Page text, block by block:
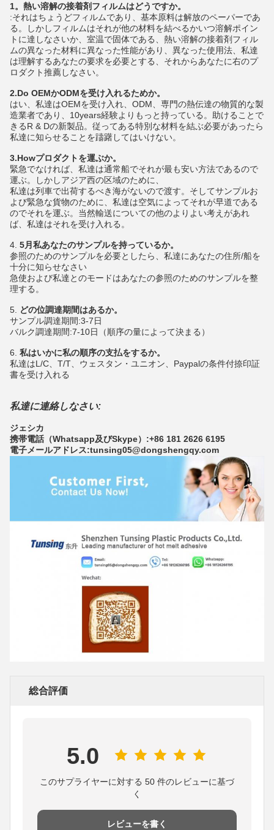
1。熱い溶解の接着剤フィルムはどうですか。
:それはちょうどフィルムであり、基本原料は解放のペーパーであ
る。しかしフィルムはそれが他の材料を結べるかいつ溶解ポイン
トに達しなさいか、室温で固体である、熱い溶解の接着剤フィル
ムの異なった材料に異なった性能があり、異なった使用法、私達
は理解するあなたの要求を必要とする、それからあなたに右のプ
ロダクト推薦しなさい。
2.Do OEMかODMを受け入れるためか。
はい、私達はOEMを受け入れ、ODM、専門の熱伝達の物質的な製
造業者であり、10years経験よりもっと持っている。助けることで
きるR & Dの新製品。従ってある特別な材料を結ぶ必要があったら
私達に知らせることを躊躇してはいけない。
3.Howプロダクトを運ぶか。
緊急でなければ、私達は通常船でそれが最も安い方法であるので
運ぶ。しかしアジア西の区域のために、
私達は列車で出荷するべき海がないので渡す。そしてサンプルお
よび緊急な貨物のために、私達は空気によってそれが早道である
のでそれを運ぶ。当然輸送についての他のよりよい考えがあれ
ば、私達はそれを受け入れる。
4. 5月私あなたのサンプルを持っているか。
参照のためのサンプルを必要としたら、私達にあなたの住所/船を
十分に知らせなさい
急使および私達とのモードはあなたの参照のためのサンプルを整
理する。
5.
どの位調達期間はあるか。
サンプル調達期間:3-7日
バルク調達期間:7-10日（順序の量によって決まる）
6. 私はいかに私の順序の支払をするか。
私達はL/C、T/T、ウェスタン・ユニオン、Paypalの条件付捺印証
書を受け入れる
私達に連絡しなさい:
ジェシカ
携帯電話（Whatsapp及びSkype）:+86 181 2626 6195
電子メールアドレス:tunsing05@dongshengqy.com
総合評価
5.0
このサプライヤーに対する 50 件のレビューに基づ
く
レビューを書く